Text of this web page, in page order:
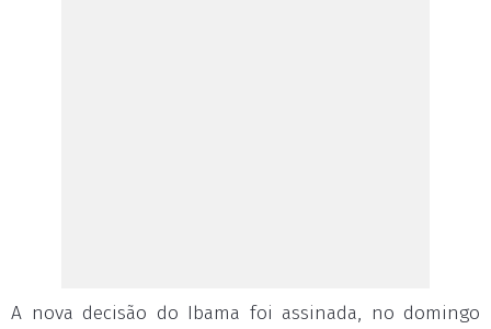
A nova decisão do Ibama foi assinada, no domingo